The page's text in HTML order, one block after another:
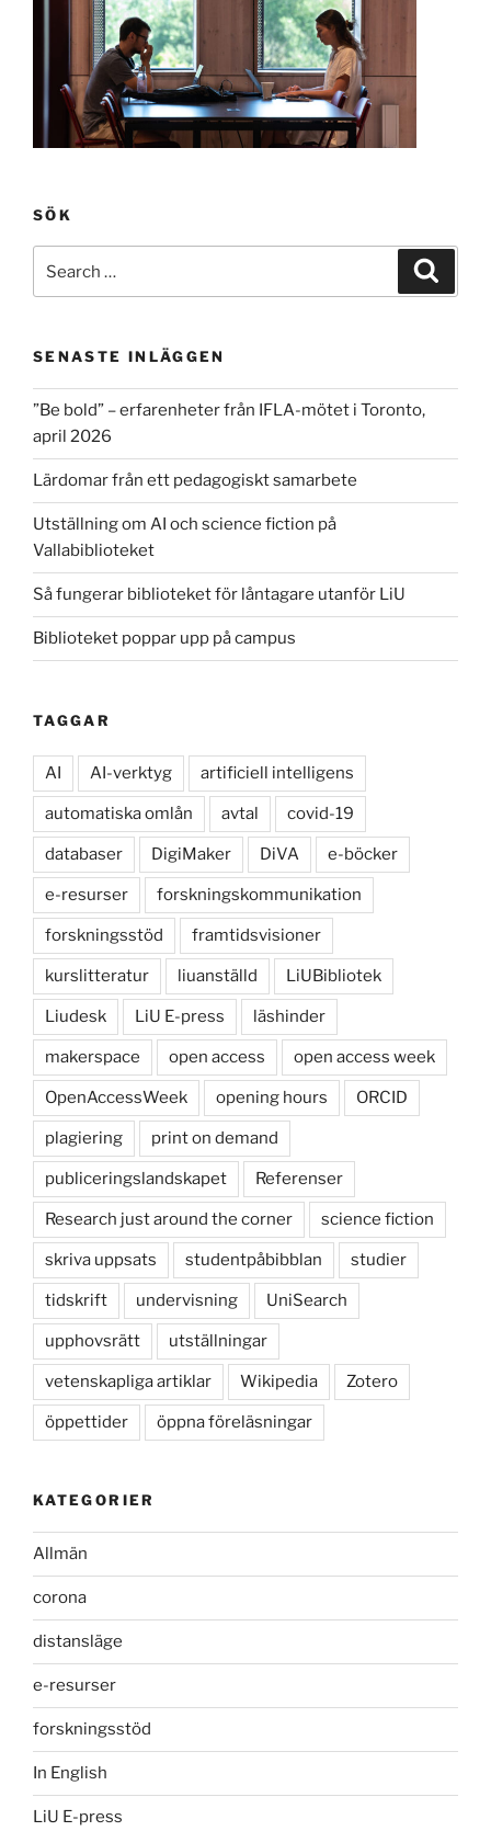
SÖK
for:
SENASTE INLÄGGEN
”Be bold” – erfarenheter från IFLA-mötet i Toronto,
april 2026
Lärdomar från ett pedagogiskt samarbete
Utställning om AI och science fiction på
Vallabiblioteket
Så fungerar biblioteket för låntagare utanför LiU
Biblioteket poppar upp på campus
TAGGAR
AI AI-verktyg artificiell intelligens
automatiska omlån avtal covid-19
databaser DigiMaker DiVA e-böcker
e-resurser forskningskommunikation
forskningsstöd framtidsvisioner
kurslitteratur liuanställd LiUBibliotek
Liudesk LiU E-press läshinder
makerspace open access open access week
OpenAccessWeek opening hours ORCID
plagiering print on demand
publiceringslandskapet Referenser
Research just around the corner science fiction
skriva uppsats studentpåbibblan studier
tidskrift undervisning UniSearch
upphovsrätt utställningar
vetenskapliga artiklar Wikipedia Zotero
öppettider öppna föreläsningar
KATEGORIER
Allmän
corona
distansläge
e-resurser
forskningsstöd
In English
LiU E-press